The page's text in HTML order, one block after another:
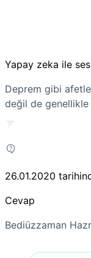
Yapay zeka ile
Deprem gibi
değil de
26.01.2020
Cevap
Bediüzzaman